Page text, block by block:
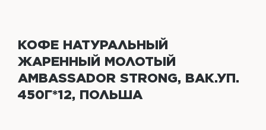
КОФЕ НАТУРАЛЬНЫЙ
ЖАРЕННЫЙ МОЛОТЫЙ
AMBASSADOR STRONG, ВАК.УП.
450Г*12, ПОЛЬША